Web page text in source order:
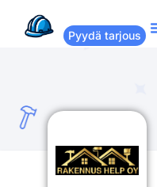
Pyydä tarjous